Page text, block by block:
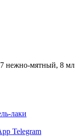
нежно-мятный, 8 мл
лаки
Telegram